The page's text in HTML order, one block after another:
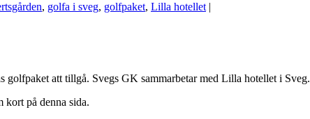
, golfa i sveg, golfpaket, Lilla hotellet
golfpaket att tillgå. Svegs GK sammarbetar med Lilla hotellet i Sveg.
på denna sida.